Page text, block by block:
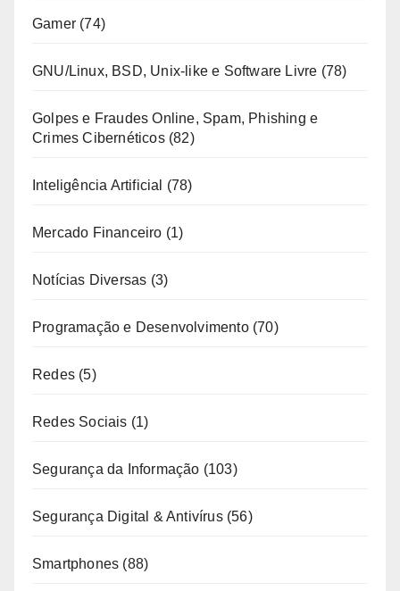
Gamer (74)
GNU/Linux, BSD, Unix-like e Software Livre (78)
Golpes e Fraudes Online, Spam, Phishing e
Crimes Cibernéticos(82)
Inteligência Artificial (78)
Mercado Financeiro (1)
Notícias Diversas (3)
Programação e Desenvolvimento(70)
Redes (5)
Redes Sociais (1)
Segurança da Informação (103)
Segurança Digital & Antivírus(56)
Smartphones (88)